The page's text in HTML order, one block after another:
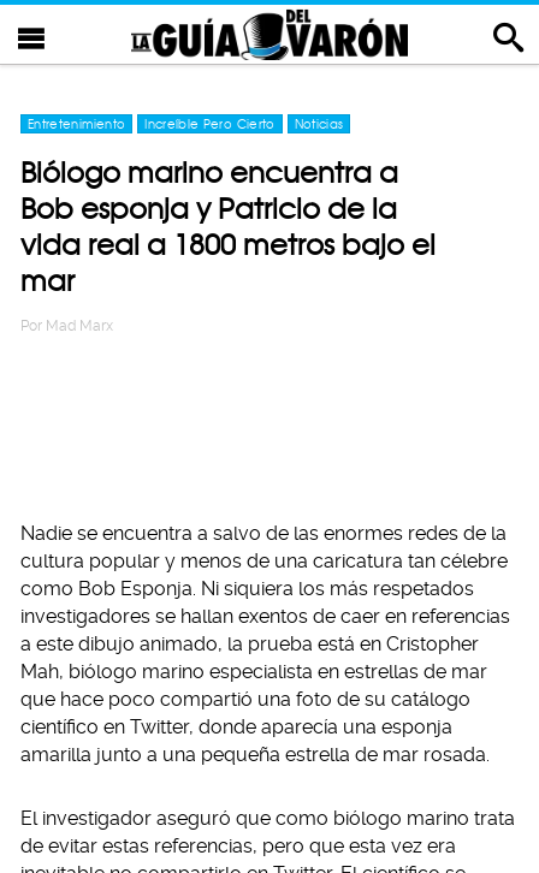
Entretenimiento Increíble Pero Cierto Noticias
Biólogo marino encuentra a
Bob esponja y Patricio de la
vida real a 1800 metros bajo el
mar
Por Mad Marx
Nadie se encuentra a salvo de las enormes redes de la
cultura popular y menos de una caricatura tan célebre
como Bob Esponja. Ni siquiera los más respetados
investigadores se hallan exentos de caer en referencias
a este dibujo animado, la prueba está en Cristopher
Mah, biólogo marino especialista en estrellas de mar
que hace poco compartió una foto de su catálogo
científico en Twitter, donde aparecía una esponja
amarilla junto a una pequeña estrella de mar rosada.
El investigador aseguró que como biólogo marino trata
de evitar estas referencias, pero que esta vez era